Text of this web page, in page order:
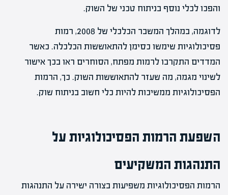
והפכו לכלי נוסף בניתוח טכני של השוק.
לדוגמה, במהלך המשבר הכלכלי של 2008, רמות
פסיכולוגיות שימשו כסימן להתאוששות הכלכלה. כאשר
המדדים התקרבו לרמות מפתח, הסוחרים ראו בכך אישור
לשינוי מגמה, מה שעזר להתאוששות השוק. כך, הרמות
הפסיכולוגיות ממשיכות להיות כלי חשוב בניתוח שוק.
השפעת הרמות הפסיכולוגיות על
התנהגות המשקיעים
הרמות הפסיכולוגיות משפיעות בצורה ישירה על התנהגות